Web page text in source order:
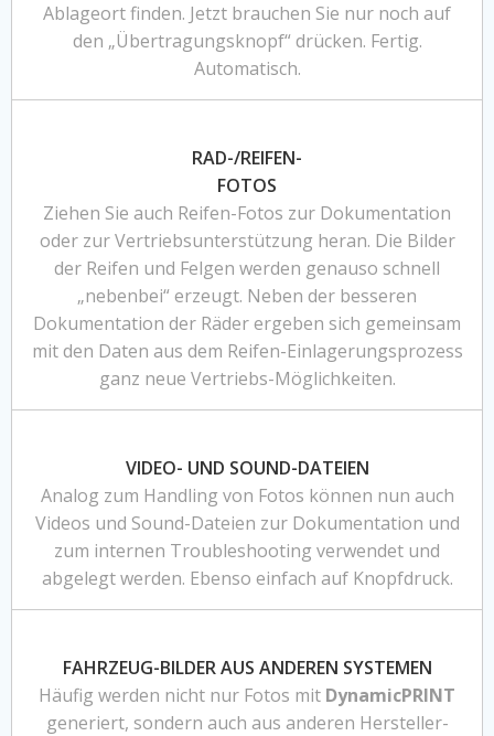
Ablageort finden. Jetzt brauchen Sie nur noch auf
den „Übertragungsknopf“ drücken. Fertig.
Automatisch.
RAD-/REIFEN-
FOTOS
Ziehen Sie auch Reifen-Fotos zur Dokumentation
oder zur Vertriebsunterstützung heran. Die Bilder
der Reifen und Felgen werden genauso schnell
„nebenbei“ erzeugt. Neben der besseren
Dokumentation der Räder ergeben sich gemeinsam
mit den Daten aus dem Reifen-Einlagerungsprozess
ganz neue Vertriebs-Möglichkeiten.
VIDEO- UND SOUND-DATEIEN
Analog zum Handling von Fotos können nun auch
Videos und Sound-Dateien zur Dokumentation und
zum internen Troubleshooting verwendet und
abgelegt werden. Ebenso einfach auf Knopfdruck.
FAHRZEUG-BILDER AUS ANDEREN SYSTEMEN
Häufig werden nicht nur Fotos mit DynamicPRINT
generiert, sondern auch aus anderen Hersteller-